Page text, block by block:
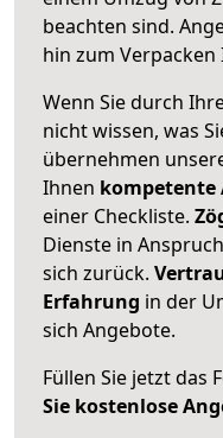
beachten sind.
hin zum
Wenn Sie durch
nicht wissen, was
übernehmen
Ihnen kompetente
einer Checkliste.
Dienste in
sich zurück.
Erfahrung in der
sich Angebote.
Füllen Sie jetzt das
Sie kostenlose